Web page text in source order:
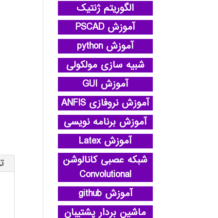
الگوریتم ژنتیک
آموزش PSCAD
آموزش python
شبیه سازی مولکولی
آموزش GUI
آموزش نروفازی ANFIS
آموزش برنامه نویسی
آموزش Latex
شبکه عصبی کانالوشن
Convolutional
آموزش github
ماشین بردار پشتیبان